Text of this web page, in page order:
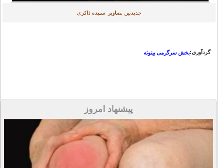
جدیدتین تصاویر سپیده ذاکری
گردآوری:بخش سرگرمی بیتوته
پیشنهاد امروز